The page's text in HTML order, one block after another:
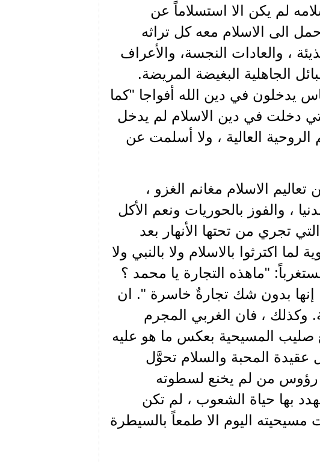
لم يكن الا استسلاماً عن
الى الاسلام معه كل تراثه
، والعادات النجسة، والأعراف
الجاهلية البغيضة المريضة.
يدخلون في دين الله أفواجا "كما
دخلت في دين الاسلام لم يدخل
الروحية العالية ، ولا أسلمت عن
الاسلام مغانم الغزو ،
، والفوز بالحوريات ونعم الأكل
تجري من تحتها الأنهار بعد
لما اكترثوا بالاسلام ولا بالنبي ولا
"ماهذه التجارة يا محمد ؟
إنها بدون شك تجارةٌ خاسرة ". ان
وكذلك ، فان الغربي المجرم
صليب المسيحية بعكس ما هو عليه
المحبة والسلام تحوَّل
رؤوس من لم يخنع لسطوته
بها حياة الشعوب ، لم تكن
اليوم الا طمعاً بالسيطرة